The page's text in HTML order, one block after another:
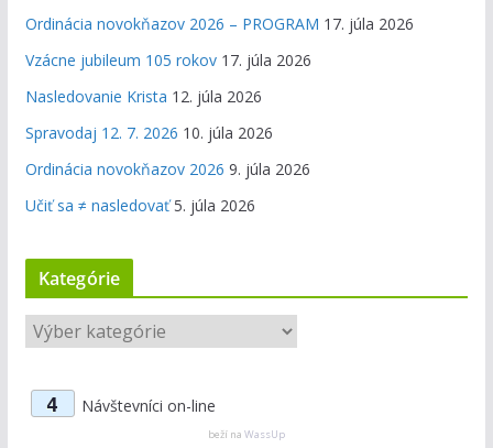
Ordinácia novokňazov 2026 – PROGRAM 17. júla 2026
Vzácne jubileum 105 rokov 17. júla 2026
Nasledovanie Krista 12. júla 2026
Spravodaj 12. 7. 2026 10. júla 2026
Ordinácia novokňazov 2026 9. júla 2026
Učiť sa ≠ nasledovať 5. júla 2026
Kategórie
K
a
4 Návštevníci on-line
beží na WassUp